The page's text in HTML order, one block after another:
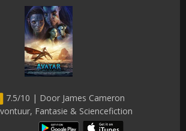
7.5/10 | Door James Cameron
Fantasie & Sciencefiction